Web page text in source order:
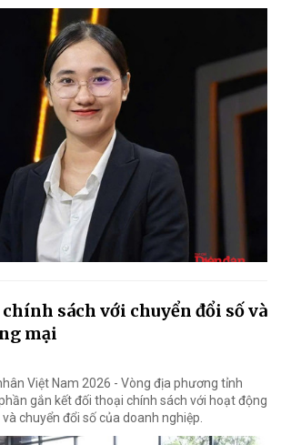
sách với chuyển đổi số và
mại
Việt Nam 2026 - Vòng địa phương tỉnh
gắn kết đối thoại chính sách với hoạt động
chuyển đổi số của doanh nghiệp.